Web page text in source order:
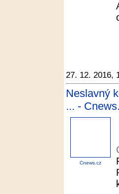
27. 12. 2016,
Neslavný
... -
Cnews.cz